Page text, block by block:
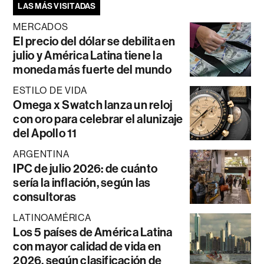
LAS MÁS VISITADAS
MERCADOS
El precio del dólar se debilita en
julio y América Latina tiene la
moneda más fuerte del mundo
ESTILO DE VIDA
Omega x Swatch lanza un reloj
con oro para celebrar el alunizaje
del Apollo 11
ARGENTINA
IPC de julio 2026: de cuánto
sería la inflación, según las
consultoras
LATINOAMÉRICA
Los 5 países de América Latina
con mayor calidad de vida en
2026, según clasificación de